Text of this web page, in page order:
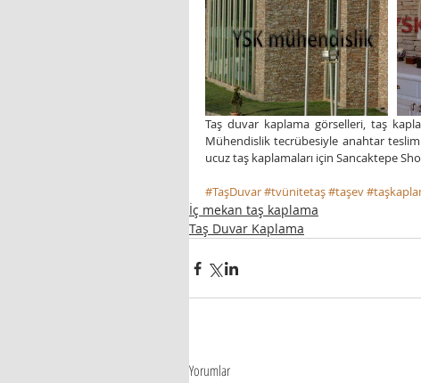
Taş duvar kaplama görselleri, taş
Mühendislik tecrübesiyle anahtar
ucuz taş kaplamaları için Sancaktepe
#TaşDuvar#tvünitetaş#taşev
İç mekan taş kaplama
Taş Duvar Kaplama
Yorumlar